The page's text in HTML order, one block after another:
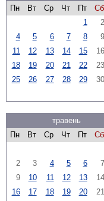
Пн
Вт Ср Чт Пт Сб
1
2
4
5 6 7 8 9
11
12 13 14 15 16
18
19 20 21 22 23
25
26 27 28 29 30
травень
Пн
Вт Ср Чт Пт Сб
2
3 4 5 6 7
9
10 11 12 13 14
16
17 18 19 20 21